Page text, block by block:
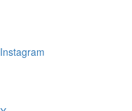
Instagram